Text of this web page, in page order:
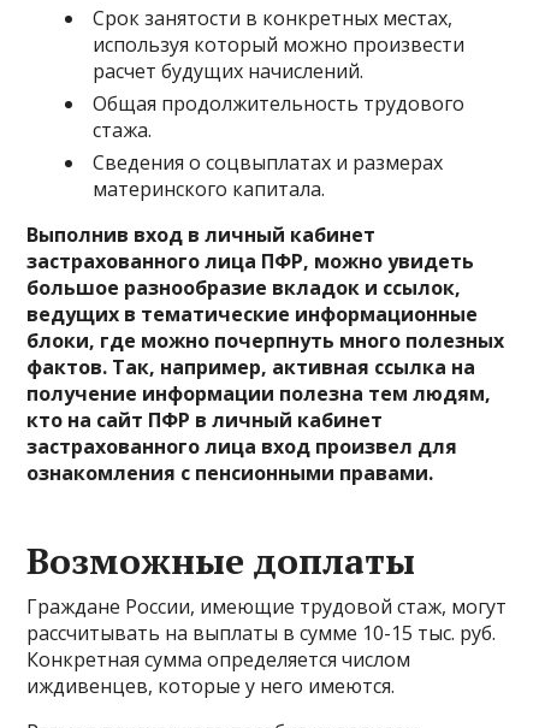
Срок занятости в конкретных местах,
используя который можно произвести
расчет будущих начислений.
Общая продолжительность трудового
стажа.
Сведения о соцвыплатах и размерах
материнского капитала.
Выполнив вход в личный кабинет
застрахованного лица ПФР, можно увидеть
большое разнообразие вкладок и ссылок,
ведущих в тематические информационные
блоки, где можно почерпнуть много полезных
фактов. Так, например, активная ссылка на
получение информации полезна тем людям,
кто на сайт ПФР в личный кабинет
застрахованного лица вход произвел для
ознакомления с пенсионными правами.
Возможные доплаты
Граждане России, имеющие трудовой стаж, могут
рассчитывать на выплаты в сумме 10-15 тыс. руб.
Конкретная сумма определяется числом
иждивенцев, которые у него имеются.